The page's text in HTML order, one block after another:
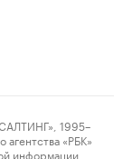
1995–
«РБК»
информации